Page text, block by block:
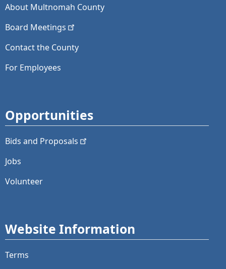
About Multnomah County
Board Meetings
Contact the County
For Employees
Opportunities
Bids and Proposals
Jobs
Volunteer
Website Information
Terms